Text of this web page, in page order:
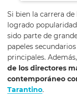
Si bien la carrera
logrado
sido parte de
papeles
principales.
de los directores
contemporáneo
Tarantino.